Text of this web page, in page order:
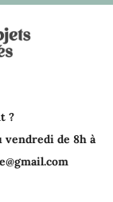
?
vendredi de 8h à